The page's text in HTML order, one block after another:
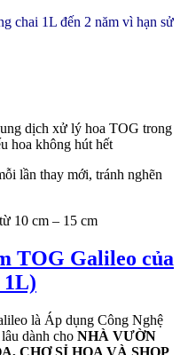
chai 1L đến 2 năm vì hạn sử
dịch xử lý hoa TOG trong
hoa không hút hết
lần thay mới, tránh nghẽn
10 cm – 15 cm
TOG Galileo của
1L)
là Áp dụng Công Nghệ
dành cho NHÀ VƯỜN
CHỢ SỈ HOA VÀ SHOP